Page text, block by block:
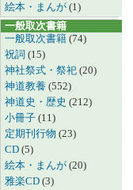
絵本・まんが (1)
一般取次書籍
一般取次書籍 (74)
祝詞 (15)
神社祭式・祭祀 (20)
神道教養 (552)
神道史・歴史 (212)
小冊子 (11)
定期刊行物 (23)
CD (5)
絵本・まんが (20)
雅楽CD (3)